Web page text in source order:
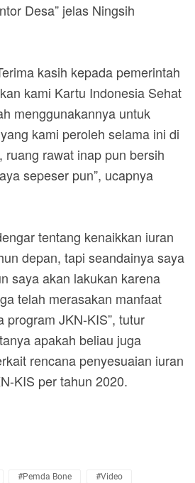
Desa” jelas Ningsih
kasih kepada pemerintah
kami Kartu Indonesia Sehat
menggunakannya untuk
kami peroleh selama ini di
ruang rawat inap pun bersih
sepeser pun”, ucapnya
tentang kenaikkan iuran
depan, tapi seandainya saya
saya akan lakukan karena
telah merasakan manfaat
program JKN-KIS”, tutur
apakah beliau juga
rencana penyesuaian iuran
KIS per tahun 2020.
#Pemda Bone #Video